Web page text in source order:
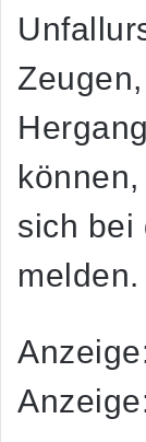
sich bei
melden.